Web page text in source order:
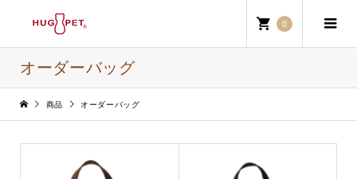
0
オーダーバッグ
商品 オーダーバッグ